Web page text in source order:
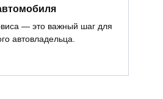
— это важный шаг для
автовладельца.